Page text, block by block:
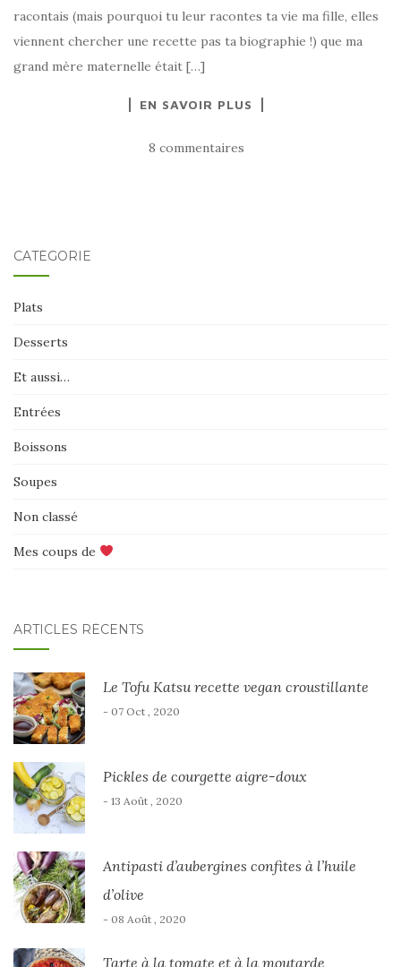
racontais (mais pourquoi tu leur racontes ta vie ma fille, elles
viennent chercher une recette pas ta biographie !) que ma
grand mère maternelle était […]
EN SAVOIR PLUS
8 commentaires
CATÉGORIE
Plats
Desserts
Et aussi…
Entrées
Boissons
Soupes
Non classé
Mes coups de
ARTICLES RÉCENTS
Le Tofu Katsu recette vegan croustillante
- 07 Oct , 2020
Pickles de courgette aigre-doux
- 13 Août , 2020
Antipasti d’aubergines confites à l’huile
d’olive
- 08 Août , 2020
Tarte à la tomate et à la moutarde